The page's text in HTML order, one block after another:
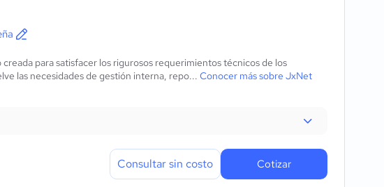
para satisfacer los rigurosos requerimientos técnicos de los
las necesidades de gestión interna, repo... Conocer más sobre JxNet
Consultar sin costo Cotizar